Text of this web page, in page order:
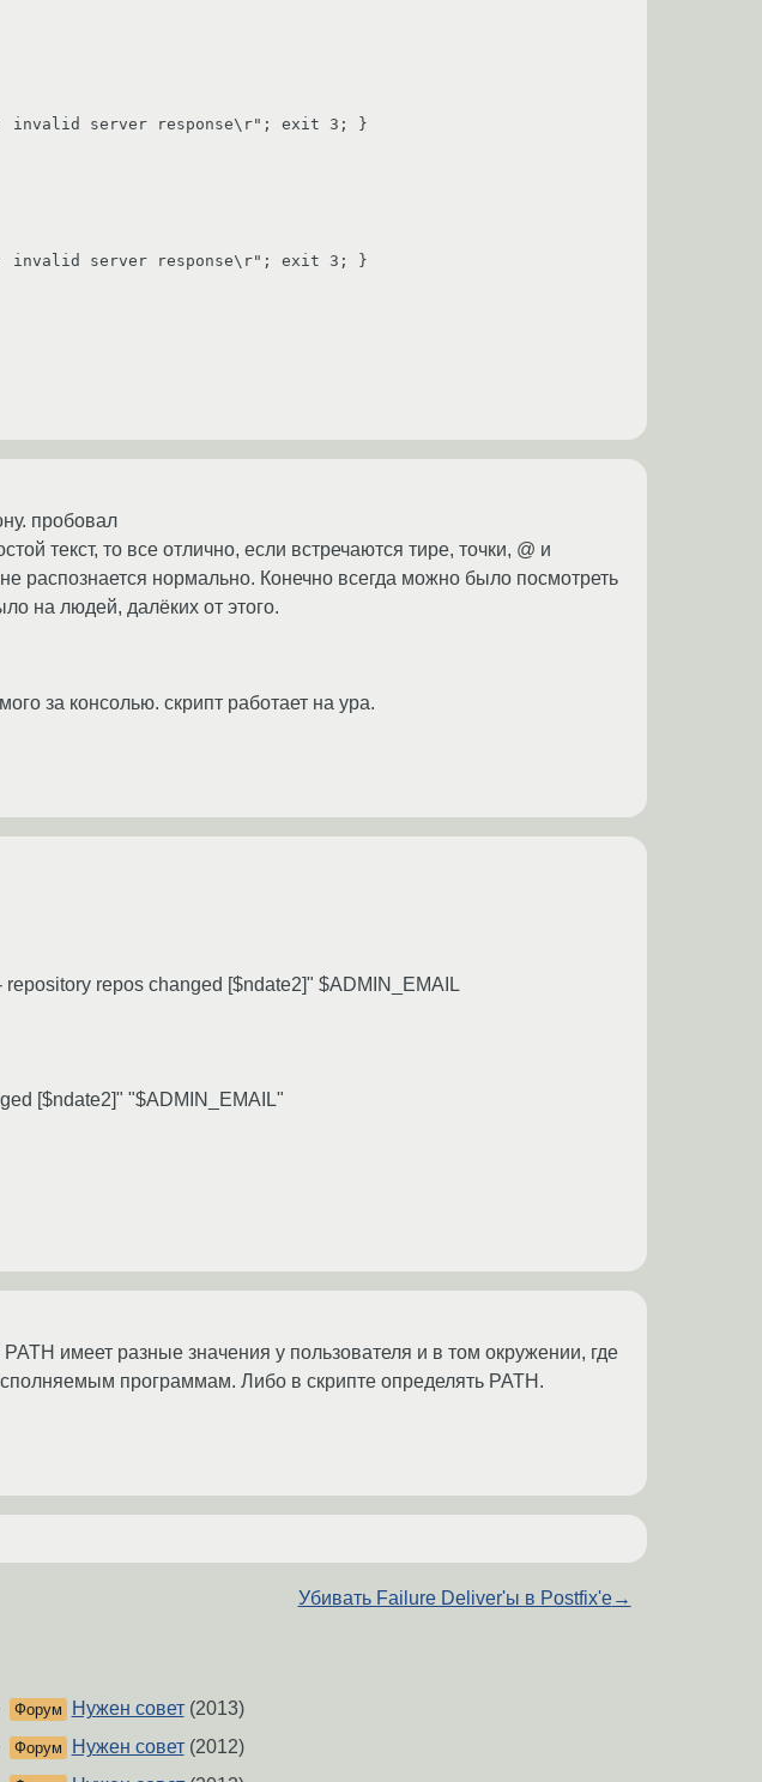
пробовал
текст, то все отлично, если встречаются тире, точки, @ и
распознается нормально. Конечно всегда можно было посмотреть
на людей, далёких от этого.
за консолью. скрипт работает на ура.
repos changed [$ndate2]" $ADMIN_EMAIL
[$ndate2]" "$ADMIN_EMAIL"
имеет разные значения у пользователя и в том окружении, где
программам. Либо в скрипте определять PATH.
Убивать Failure Deliver'ы в Postfix'e→
Форум Нужен совет(2013)
Форум Нужен совет(2012)